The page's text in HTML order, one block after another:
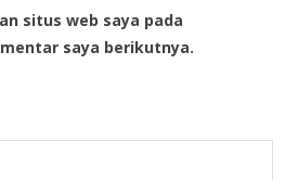
situs web saya pada
saya berikutnya.